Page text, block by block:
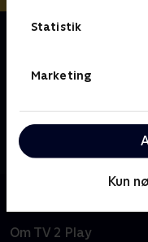
Statistik
Marketing
Kun
Om Spørg
en frækkert. Men
problemer, hjælper
Bæltetasken har
svarer på alt muligt!
Om TV 2 Play